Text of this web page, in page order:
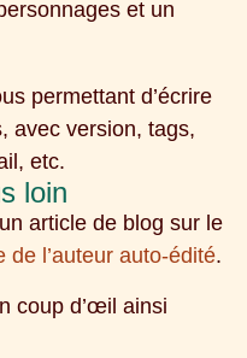
et un
permettant d’écrire
avec version, tags,
etc.
loin
article de blog sur le
de l’auteur auto-édité.
coup d’œil ainsi